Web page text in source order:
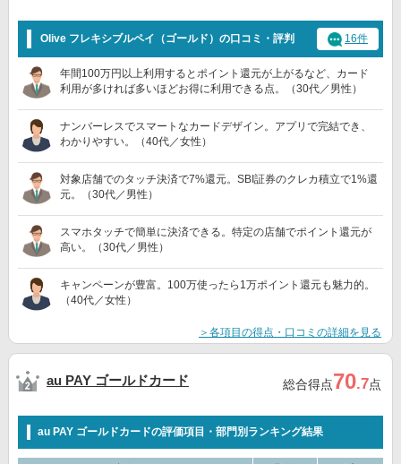
Olive フレキシブルペイ（ゴールド）の口コミ・評判 16件
年間100万円以上利用するとポイント還元が上がるなど、カード
利用が多ければ多いほどお得に利用できる点。（30代／男性）
ナンバーレスでスマートなカードデザイン。アプリで完結でき、
わかりやすい。（40代／女性）
対象店舗でのタッチ決済で7%還元。SBI証券のクレカ積立で1%還
元。（30代／男性）
スマホタッチで簡単に決済できる。特定の店舗でポイント還元が
高い。（30代／男性）
キャンペーンが豊富。100万使ったら1万ポイント還元も魅力的。
（40代／女性）
＞各項目の得点・口コミの詳細を見る
au PAY ゴールドカード 総合得点70.7点
au PAY ゴールドカードの評価項目・部門別ランキング結果